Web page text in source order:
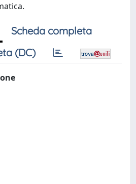
Scheda completa
(DC)